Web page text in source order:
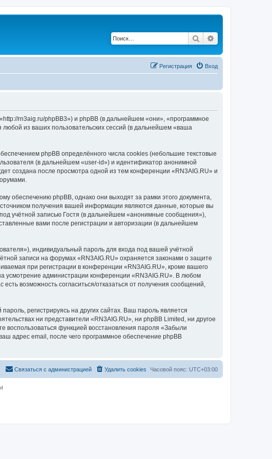
Поиск
Вход
Регистрация
rn3aig.ru/phpBB3») и phpBB (в дальнейшем «они», «программное
из ваших пользовательских сессий (в дальнейшем «ваша
phpBB определённого числа cookies (небольшие текстовые
(в дальнейшем «user-id») и идентификатор анонимной
создана после просмотра одной из тем конференции «RN3AIG.RU» и
обеспечению phpBB, однако они выходят за рамки этого документа,
получения вашей информации являются данные, которые вы
учётной записью Гостя (в дальнейшем «анонимные сообщения»),
вами после регистрации и авторизации (в дальнейшем
индивидуальный пароль для входа под вашей учётной
записи на форумах «RN3AIG.RU» охраняется законами о защите
при регистрации в конференции «RN3AIG.RU», кроме вашего
усмотрение администрации конференции «RN3AIG.RU». В любом
возможность согласиться/отказаться от получения сообщений,
регистрируясь на других сайтах. Ваш пароль является
ни представители «RN3AIG.RU», ни phpBB Limited, ни другое
воспользоваться функцией восстановления пароля «Забыли
адрес email, после чего программное обеспечение phpBB
Часовой пояс: UTC+03:00
Удалить cookies
Связаться с администрацией